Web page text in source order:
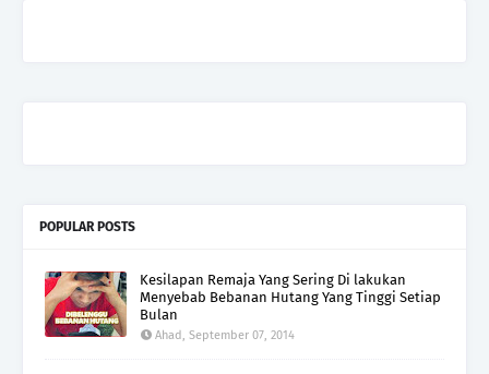
POPULAR POSTS
Kesilapan Remaja Yang Sering Di lakukan
Menyebab Bebanan Hutang Yang Tinggi Setiap
Bulan
Ahad, September 07, 2014